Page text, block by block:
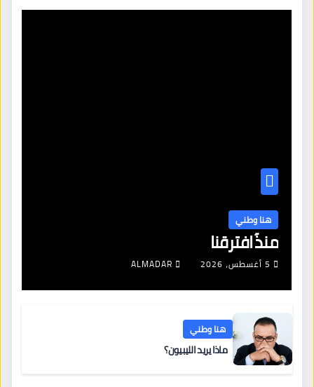
هنا وطني
منذُ افترقنا
5 أغسطس، 2026 ALMADAR
هنا وطني
ماذا يريد الليبيون؟